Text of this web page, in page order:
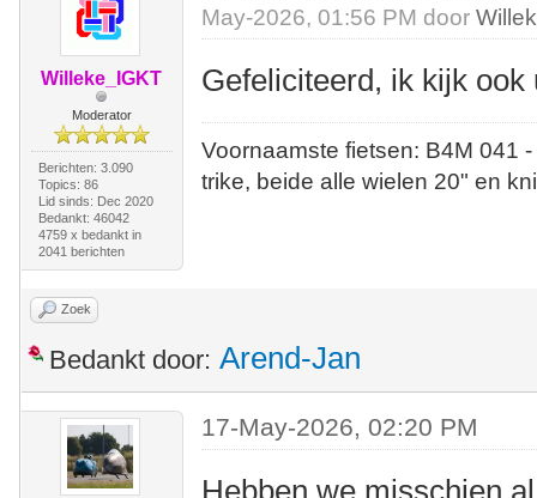
Willeke_IGKT
Moderator
Berichten: 3.090
Topics: 86
Lid sinds: Dec 2020
Bedankt: 46042
4759 x bedankt in
2041 berichten
May-2026, 01:56 PM door
Gefeliciteerd, ik kijk
Voornaamste fietsen: B4M
trike, beide alle wielen 20" en
Zoek
Bedankt door: Arend-Jan
17-May-2026, 02:20 PM
Hebben we misschien